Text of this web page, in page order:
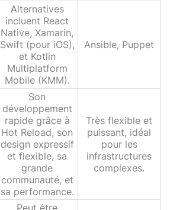
Alternatives
incluent React
Native, Xamarin,
Swift (pour iOS),
et Kotlin
Multiplatform
Mobile (KMM).
Ansible, Puppet
Son
développement
rapide grâce à
Hot Reload, son
design expressif
et flexible, sa
grande
communauté, et
sa performance.
Très flexible et
puissant, idéal
pour les
infrastructures
complexes.